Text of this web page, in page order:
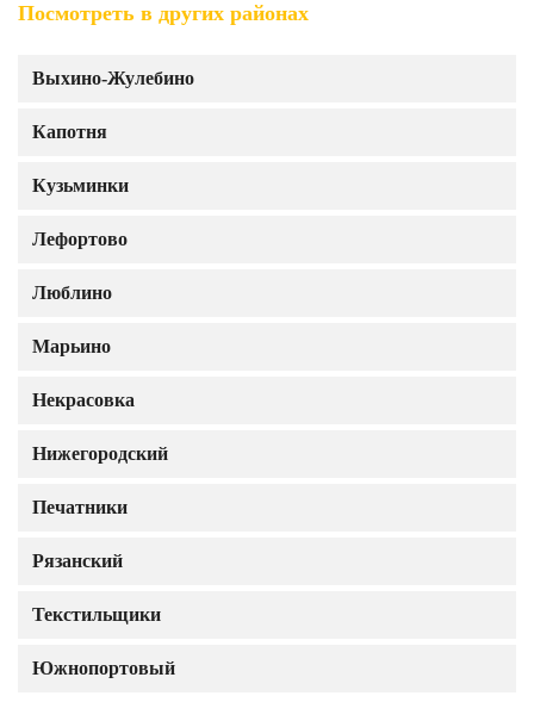
Посмотреть в других районах
Выхино-Жулебино
Капотня
Кузьминки
Лефортово
Люблино
Марьино
Некрасовка
Нижегородский
Печатники
Рязанский
Текстильщики
Южнопортовый